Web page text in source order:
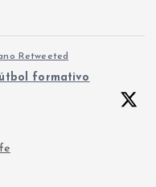
Retweeted
formativo